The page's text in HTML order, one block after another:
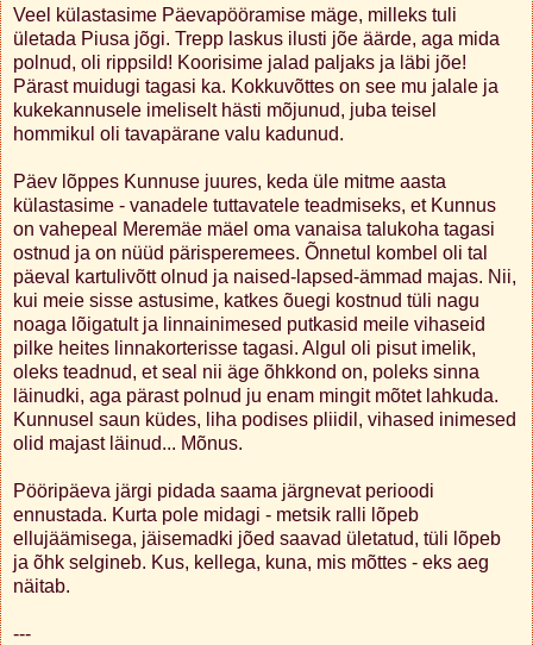
Veel külastasime Päevapööramise mäge, milleks tuli
ületada Piusa jõgi. Trepp laskus ilusti jõe äärde, aga mida
polnud, oli rippsild! Koorisime jalad paljaks ja läbi jõe!
Pärast muidugi tagasi ka. Kokkuvõttes on see mu jalale ja
kukekannusele imeliselt hästi mõjunud, juba teisel
hommikul oli tavapärane valu kadunud.
Päev lõppes Kunnuse juures, keda üle mitme aasta
külastasime - vanadele tuttavatele teadmiseks, et Kunnus
on vahepeal Meremäe mäel oma vanaisa talukoha tagasi
ostnud ja on nüüd pärisperemees. Õnnetul kombel oli tal
päeval kartulivõtt olnud ja naised-lapsed-ämmad majas. Nii,
kui meie sisse astusime, katkes õuegi kostnud tüli nagu
noaga lõigatult ja linnainimesed putkasid meile vihaseid
pilke heites linnakorterisse tagasi. Algul oli pisut imelik,
oleks teadnud, et seal nii äge õhkkond on, poleks sinna
läinudki, aga pärast polnud ju enam mingit mõtet lahkuda.
Kunnusel saun küdes, liha podises pliidil, vihased inimesed
olid majast läinud... Mõnus.
Pööripäeva järgi pidada saama järgnevat perioodi
ennustada. Kurta pole midagi - metsik ralli lõpeb
ellujäämisega, jäisemadki jõed saavad ületatud, tüli lõpeb
ja õhk selgineb. Kus, kellega, kuna, mis mõttes - eks aeg
näitab.
---